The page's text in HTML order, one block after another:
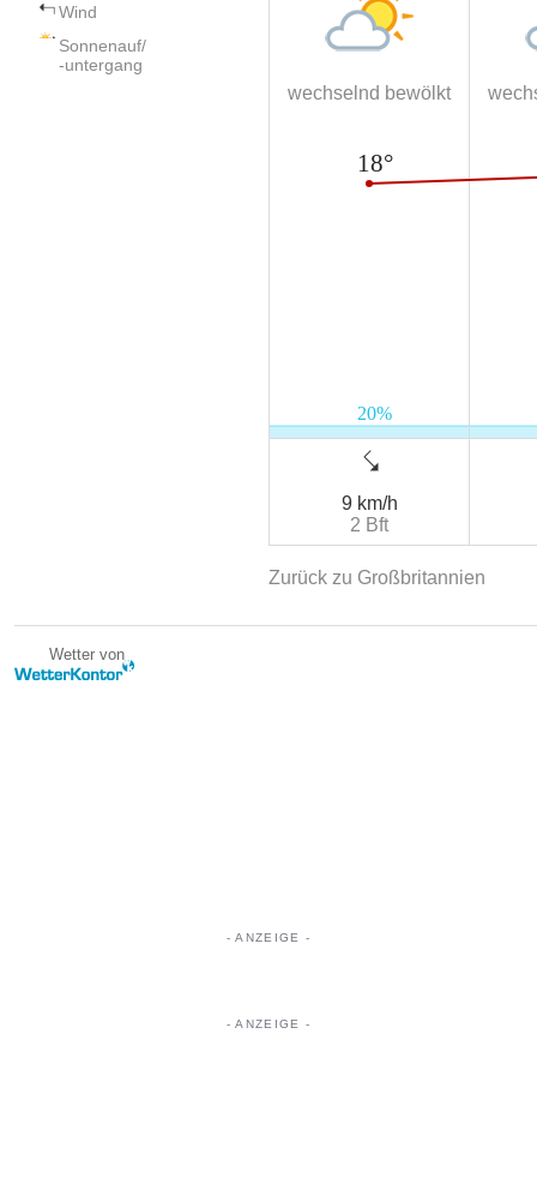
Wind
Sonnenauf/
-untergang
wechselnd bewölkt
9 km/h
2 Bft
Zurück zu Großbritannien
Wetter von